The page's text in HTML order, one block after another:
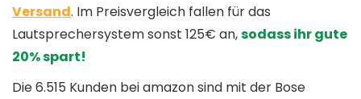
Versand. Im Preisvergleich fallen für das
Lautsprechersystem sonst 125€ an,sodass ihr gute
20% spart!
Die 6.515 Kunden bei amazon sind mit der Bose